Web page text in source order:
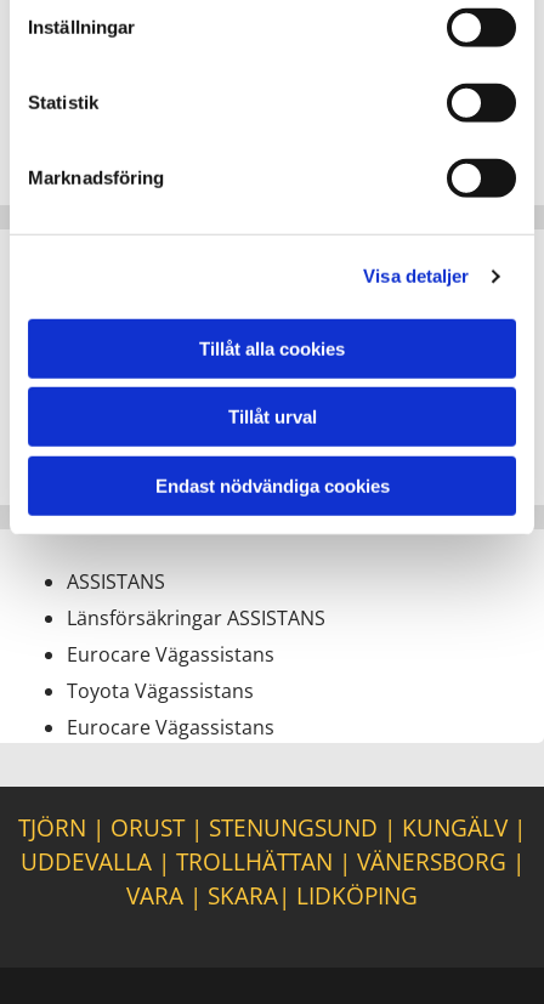
Inställningar
Statistik
Marknadsföring
Visa detaljer
Tillåt alla cookies
Tillåt urval
Endast nödvändiga cookies
Mobility assistance
Mobile24 assistance
SAAB assistance
Solid Assistance
Solid Vägassistans
M-Aäghjälp
Mitsubishi Assistance
MAP VÄGASSISTANS
ASSISTANS
Länsförsäkringar ASSISTANS
Eurocare Vägassistans
Toyota Vägassistans
Eurocare Vägassistans
TJÖRN | ORUST| STENUNGSUND | KUNGÄLV|
UDDEVALLA| TROLLHÄTTAN | VÄNERSBORG |
VARA | SKARA| LIDKÖPING